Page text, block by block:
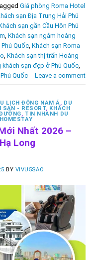
Giá phòng Roma Hotel
sạn Địa Trung Hải Phú
sạn gần Cầu Hôn Phú
Khách sạn ngắm hoàng
Quốc Khách sạn Roma
Khách sạn thị trấn Hoàng
khách sạn đẹp ở Phú Quốc
Quốc Leave a comment
LỊCH ĐÔNG NAM Á, DU
SẠN - RESORT, KHÁCH
, TIN NHANH DU
Nhất 2026 –
Long
BY VIVU5SAO